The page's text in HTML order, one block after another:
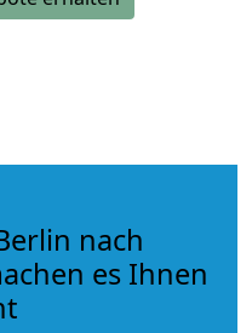
nach
es Ihnen